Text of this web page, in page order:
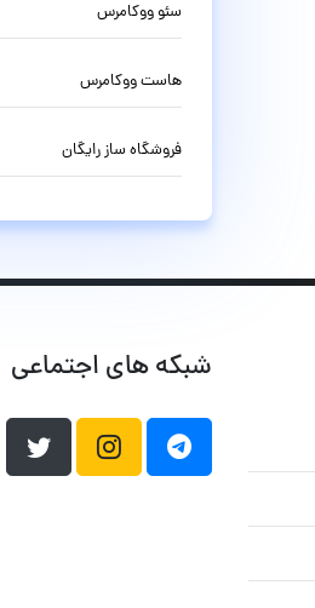
سئو ووکامرس
هاست ووکامرس
فروشگاه ساز رایگان
شبکه های اجتماعی